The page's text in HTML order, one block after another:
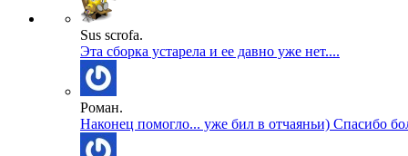
Sus scrofa.
Эта сборка устарела и ее давно уже нет....
Роман.
Наконец помогло... уже бил в отчаяньи) Спасибо